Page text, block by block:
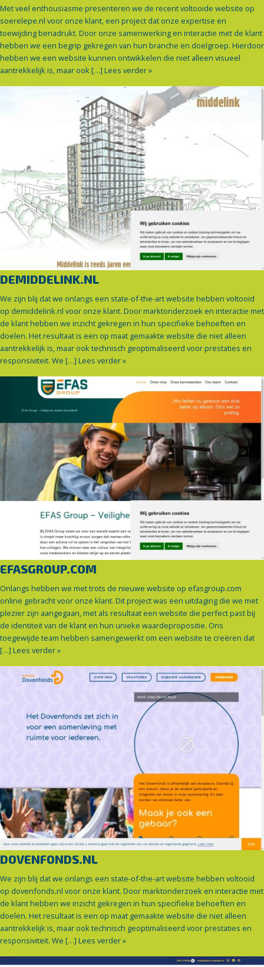
Met veel enthousiasme presenteren we de recent voltooide website op
soerelepe.nl voor onze klant, een project dat onze expertise en
toewijding benadrukt. Door onze samenwerking en interactie met de klant
hebben we een begrip gekregen van hun branche en doelgroep. Hierdoor
hebben we een website kunnen ontwikkelen die niet alleen visueel
aantrekkelijk is, maar ook […] Lees verder »
DEMIDDELINK.NL
We zijn blij dat we onlangs een state-of-the-art website hebben voltooid
op demiddelink.nl voor onze klant. Door marktonderzoek en interactie met
de klant hebben we inzicht gekregen in hun specifieke behoeften en
doelen. Het resultaat is een op maat gemaakte website die niet alleen
aantrekkelijk is, maar ook technisch geoptimaliseerd voor prestaties en
responsiviteit. We […] Lees verder »
EFASGROUP.COM
Onlangs hebben we met trots de nieuwe website op efasgroup.com
online gebracht voor onze klant. Dit project was een uitdaging die we met
plezier zijn aangegaan, met als resultaat een website die perfect past bij
de identiteit van de klant en hun unieke waardepropositie. Ons
toegewijde team hebben samengewerkt om een website te creëren dat
[…] Lees verder »
DOVENFONDS.NL
We zijn blij dat we onlangs een state-of-the-art website hebben voltooid
op dovenfonds.nl voor onze klant. Door marktonderzoek en interactie met
de klant hebben we inzicht gekregen in hun specifieke behoeften en
doelen. Het resultaat is een op maat gemaakte website die niet alleen
aantrekkelijk is, maar ook technisch geoptimaliseerd voor prestaties en
responsiviteit. We […] Lees verder »